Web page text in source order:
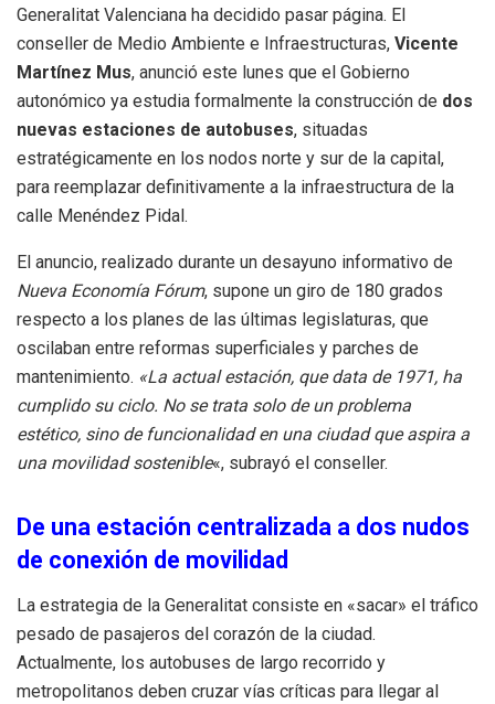
Generalitat Valenciana ha decidido pasar página. El
conseller de Medio Ambiente e Infraestructuras, Vicente
Martínez Mus, anunció este lunes que el Gobierno
autonómico ya estudia formalmente la construcción de dos
nuevas estaciones de autobuses, situadas
estratégicamente en los nodos norte y sur de la capital,
para reemplazar definitivamente a la infraestructura de la
calle Menéndez Pidal.
El anuncio, realizado durante un desayuno informativo de
Nueva Economía Fórum, supone un giro de 180 grados
respecto a los planes de las últimas legislaturas, que
oscilaban entre reformas superficiales y parches de
mantenimiento. «La actual estación, que data de 1971, ha
cumplido su ciclo. No se trata solo de un problema
estético, sino de funcionalidad en una ciudad que aspira a
una movilidad sostenible«, subrayó el conseller.
De una estación centralizada a dos nudos
de conexión de movilidad
La estrategia de la Generalitat consiste en «sacar» el tráfico
pesado de pasajeros del corazón de la ciudad.
Actualmente, los autobuses de largo recorrido y
metropolitanos deben cruzar vías críticas para llegar al